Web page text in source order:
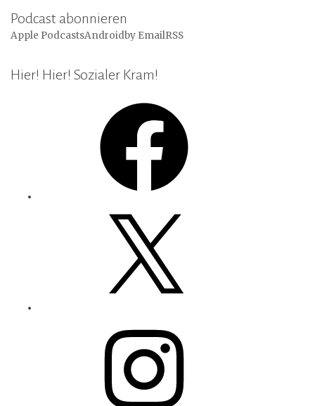
Podcast abonnieren
Apple PodcastsAndroidby EmailRSS
Hier! Hier! Sozialer Kram!